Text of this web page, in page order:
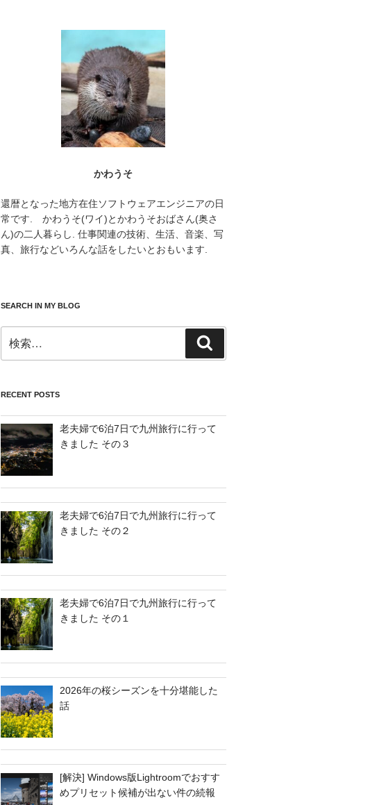
かわうそ
還暦となった地方在住ソフトウェアエンジニアの日
常です. かわうそ(ワイ)とかわうそおばさん(奥さ
ん)の二人暮らし. 仕事関連の技術、生活、音楽、写
真、旅行などいろんな話をしたいとおもいます.
SEARCH IN MY BLOG
索:
索
RECENT POSTS
老夫婦で6泊7日で九州旅行に行って
きました その３
老夫婦で6泊7日で九州旅行に行って
きました その２
老夫婦で6泊7日で九州旅行に行って
きました その１
2026年の桜シーズンを十分堪能した
話
[解決] Windows版Lightroomでおすす
めプリセット候補が出ない件の続報